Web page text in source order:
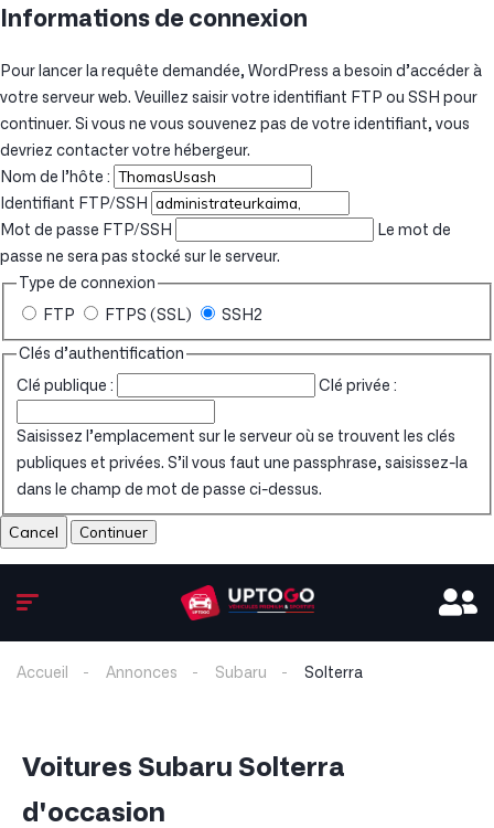
Informations de connexion
Pour lancer la requête demandée, WordPress a besoin d’accéder à
votre serveur web. Veuillez saisir votre identifiant FTP ou SSH pour
continuer. Si vous ne vous souvenez pas de votre identifiant, vous
devriez contacter votre hébergeur.
Nom de l’hôte :
Identifiant FTP/SSH
Mot de passe FTP/SSH
Le mot de
passe ne sera pas stocké sur le serveur.
Type de connexion
FTP FTPS (SSL) SSH2
Clés d’authentification
Clé publique : Clé privée :
Saisissez l’emplacement sur le serveur où se trouvent les clés
publiques et privées. S’il vous faut une passphrase, saisissez-la
dans le champ de mot de passe ci-dessus.
Cancel
Accueil Annonces Subaru Solterra
Voitures Subaru Solterra
d'occasion